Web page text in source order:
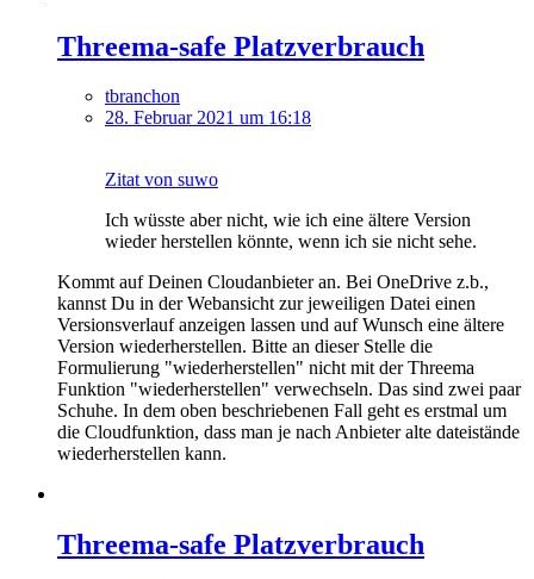
Threema-safe Platzverbrauch
tbranchon
28. Februar 2021 um 16:18
Zitat von suwo
Ich wüsste aber nicht, wie ich eine ältere Version
wieder herstellen könnte, wenn ich sie nicht sehe.
Kommt auf Deinen Cloudanbieter an. Bei OneDrive z.b.,
kannst Du in der Webansicht zur jeweiligen Datei einen
Versionsverlauf anzeigen lassen und auf Wunsch eine ältere
Version wiederherstellen. Bitte an dieser Stelle die
Formulierung "wiederherstellen" nicht mit der Threema
Funktion "wiederherstellen" verwechseln. Das sind zwei paar
Schuhe. In dem oben beschriebenen Fall geht es erstmal um
die Cloudfunktion, dass man je nach Anbieter alte dateistände
wiederherstellen kann.
Threema-safe Platzverbrauch